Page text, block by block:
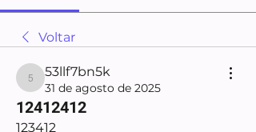
Voltar
53llf7bn5k
53llf7bn5k
31 de agosto de 2025
12412412
123412